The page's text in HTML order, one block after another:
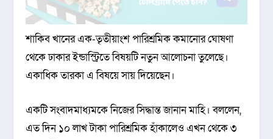
শাকিব খানের এক-তৃতীয়াংশ পারিশ্রমিক কমানোর ঘোষণা
থেকে ঢাকার ইন্ডাস্ট্রিতে বিষয়টি নতুন আলোচনা তুলেছে।
একাধিক তারকা এ বিষয়ে সায় দিয়েছেন।
একটি সংবাদমাধ্যমকে নিজের সিদ্ধান্ত জানান মাহি। বললেন,
এত দিন ১০ লাখ টাকা পারিশ্রমিক হাঁকালেও এখন থেকে ৩